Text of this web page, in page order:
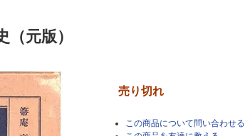
元版）
売り切れ
この商品について問い合わせる